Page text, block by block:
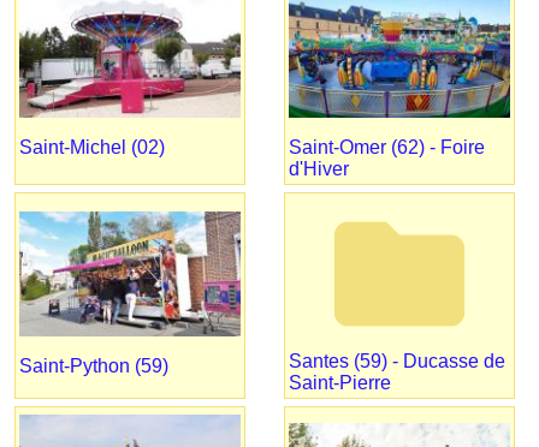
Saint-Michel (02)
Saint-Omer (62) - Foire
d'Hiver
Saint-Python (59)
folder
Santes (59) - Ducasse de
Saint-Pierre